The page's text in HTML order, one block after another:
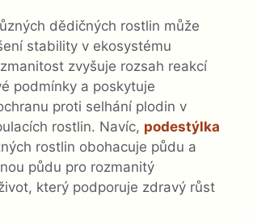
dědičných rostlin může
stability v ekosystému
zvyšuje rozsah reakcí
podmínky a poskytuje
proti selhání plodin v
rostlin. Navíc, podestýlka
rostlin obohacuje půdu a
půdu pro rozmanitý
který podporuje zdravý růst